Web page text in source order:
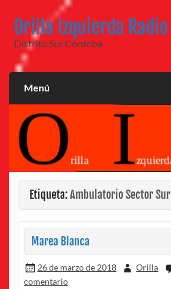
contenido
Orilla Izquierda Radio
Distrito Sur Córdoba
Menú
Etiqueta:Ambulatorio Sector Sur
Marea Blanca
26 de marzo de 2018 Orilla
comentario